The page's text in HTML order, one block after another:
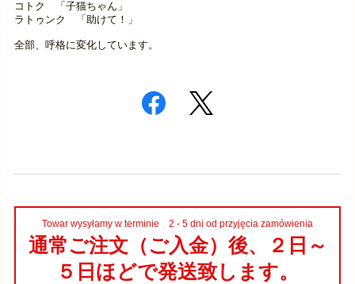
コトク 「子猫ちゃん」
ラトゥンク 「助けて！」
全部、呼格に変化しています。
Towar wysyłamy w terminie 2 - 5 dni od przyjęcia zamówienia
通常ご注文（ご入金）後、２日～
５日ほどで発送致します。